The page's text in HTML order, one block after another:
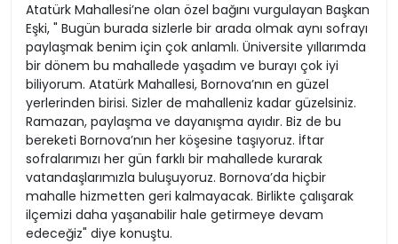
Atatürk Mahallesi’ne olan özel bağını vurgulayan Başkan
Eşki, " Bugün burada sizlerle bir arada olmak aynı sofrayı
paylaşmak benim için çok anlamlı. Üniversite yıllarımda
bir dönem bu mahallede yaşadım ve burayı çok iyi
biliyorum. Atatürk Mahallesi, Bornova’nın en güzel
yerlerinden birisi. Sizler de mahalleniz kadar güzelsiniz.
Ramazan, paylaşma ve dayanışma ayıdır. Biz de bu
bereketi Bornova’nın her köşesine taşıyoruz. İftar
sofralarımızı her gün farklı bir mahallede kurarak
vatandaşlarımızla buluşuyoruz. Bornova’da hiçbir
mahalle hizmetten geri kalmayacak. Birlikte çalışarak
ilçemizi daha yaşanabilir hale getirmeye devam
edeceğiz" diye konuştu.